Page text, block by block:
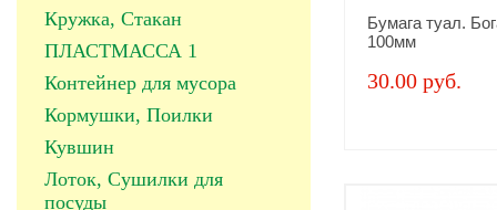
Кружка, Стакан
ПЛАСТМАССА 1
Контейнер для мусора
Кормушки, Поилки
Кувшин
Лоток, Сушилки для
посуды
Бумага туал.
100мм
30.00 руб.